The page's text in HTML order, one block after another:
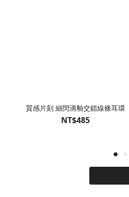
質感片刻 細閃滴釉交錯線條耳環
NT$485